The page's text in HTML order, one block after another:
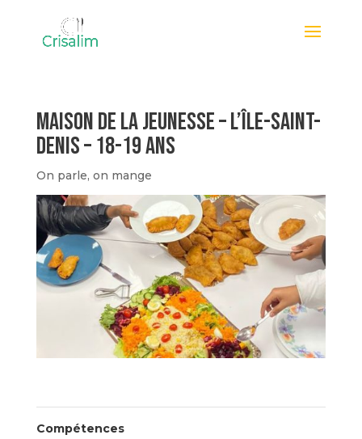
Maison de la Jeunesse – L’Île-Saint-
Denis – 18-19 ans
On parle, on mange
Compétences